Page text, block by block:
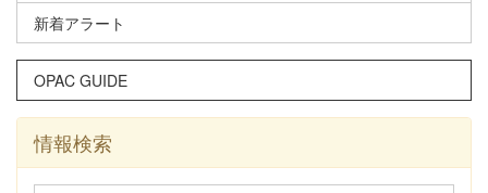
新着アラート
OPAC GUIDE
情報検索